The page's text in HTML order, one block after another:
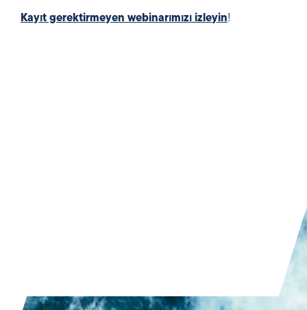
Kayıt gerektirmeyen webinarımızı izleyin!